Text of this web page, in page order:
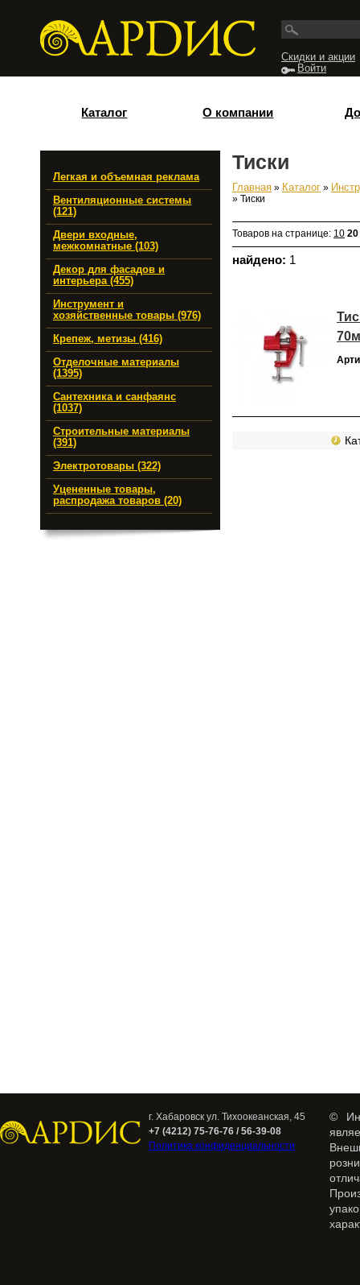
Скидки и акции
Войти
Каталог О компании
Легкая и объемная реклама
Вентиляционные системы
(121)
Двери входные,
межкомнатные (103)
Декор для фасадов и
интерьера (455)
Инструмент и
хозяйственные товары (976)
Крепеж, метизы (416)
Отделочные материалы
(1395)
Сантехника и санфаянс
(1037)
Строительные материалы
(391)
Электротовары (322)
Уцененные товары,
распродажа товаров (20)
Тиски
Вы здесь
Главная » Каталог »
» Тиски
Товаров на странице: 10 20
найдено: 1
г. Хабаровск ул. Тихоокеанская, 45
+7 (4212) 75-76-76 / 56-39-08
Политика конфиденциальности
©